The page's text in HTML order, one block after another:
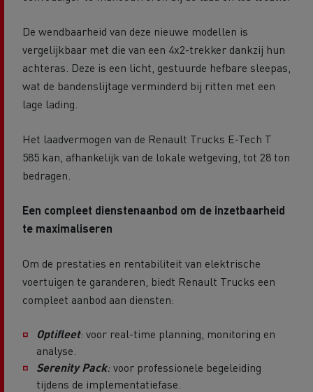
De wendbaarheid van deze nieuwe modellen is
vergelijkbaar met die van een 4x2-trekker dankzij hun
achteras. Deze is een licht, gestuurde hefbare sleepas,
wat de bandenslijtage verminderd bij ritten met een
lage lading.
Het laadvermogen van de Renault Trucks E-Tech T
585 kan, afhankelijk van de lokale wetgeving, tot 28 ton
bedragen.
Een compleet dienstenaanbod om de inzetbaarheid
te maximaliseren
Om de prestaties en rentabiliteit van elektrische
voertuigen te garanderen, biedt Renault Trucks een
compleet aanbod aan diensten:
Optifleet: voor real-time planning, monitoring en
analyse.
Serenity Pack:voor professionele begeleiding
tijdens de implementatiefase.